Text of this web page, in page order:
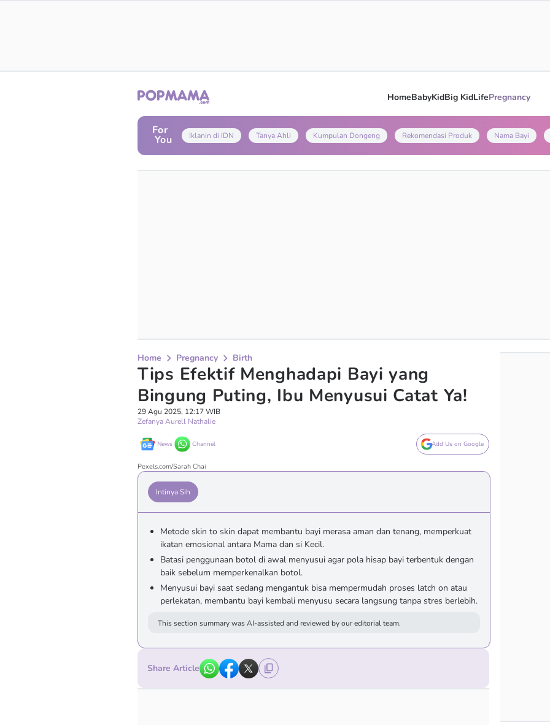
HomeBabyKidBig KidLifePregnancy
For
You Iklanin di IDN Tanya Ahli Kumpulan Dongeng Rekomendasi Produk Nama Bayi
Home Pregnancy Birth
Tips Efektif Menghadapi Bayi yang
Bingung Puting, Ibu Menyusui Catat Ya!
29 Agu 2025, 12:17 WIB
Zefanya Aurell Nathalie
News Channel Add Us on Google
Pexels.com/Sarah Chai
Intinya Sih
Metode skin to skin dapat membantu bayi merasa aman dan tenang, memperkuat
ikatan emosional antara Mama dan si Kecil.
Batasi penggunaan botol di awal menyusui agar pola hisap bayi terbentuk dengan
baik sebelum memperkenalkan botol.
Menyusui bayi saat sedang mengantuk bisa mempermudah proses latch on atau
perlekatan, membantu bayi kembali menyusu secara langsung tanpa stres berlebih.
This section summary was AI-assisted and reviewed by our editorial team.
Share Article